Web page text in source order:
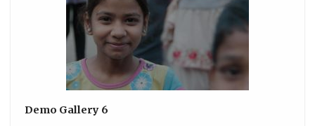
Demo Gallery 6